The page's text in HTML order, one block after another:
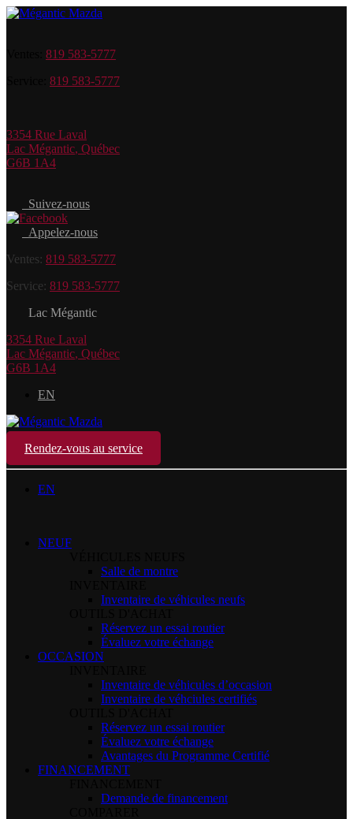
819 583-5777
819 583-5777
3354 Rue Laval
Lac Mégantic, Québec
G6B 1A4
Suivez-nous
Appelez-nous
Ventes: 819 583-5777
Service: 819 583-5777
Lac Mégantic
3354 Rue Laval
Lac Mégantic, Québec
G6B 1A4
EN
Rendez-vous au service
EN
NEUF
Salle de montre
Inventaire de véhicules neufs
Réservez un essai routier
Évaluez votre échange
OCCASION
Inventaire de véhicules d’occasion
Inventaire de véhciules certifiés
Réservez un essai routier
Évaluez votre échange
Avantages du Programme Certifié
FINANCEMENT
Demande de financement